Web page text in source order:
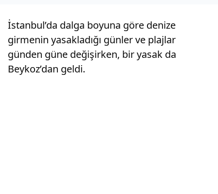
İstanbul’da dalga boyuna göre denize
girmenin yasakladığı günler ve plajlar
günden güne değişirken, bir yasak da
Beykoz’dan geldi.